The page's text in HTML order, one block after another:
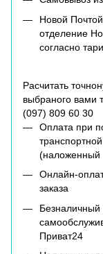
Новой
отделение
согласно
Расчитать
выбраного вами
(097) 809 60 30
Оплата при
(наложенный
Онлайн-
заказа
Безналичный
Приват24